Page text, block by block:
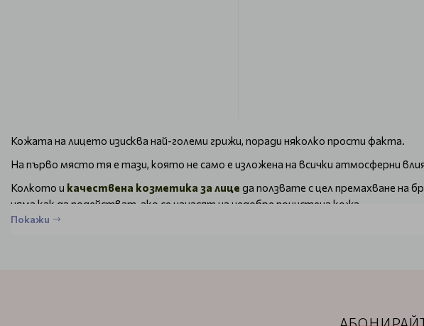
Кожата на лицето изисква най-големи грижи, поради няколко прости факта.
На първо място тя е тази, която не само е изложена на всички атмосферни
Колкото и качествена козметика за лице да ползвате с цел премахване на
няма как да подействат, ако се нанасят на недобре почистена кожа.
Всекидневното почистване може да се извърши с помощта на пяна, гел, мус или
Покажи